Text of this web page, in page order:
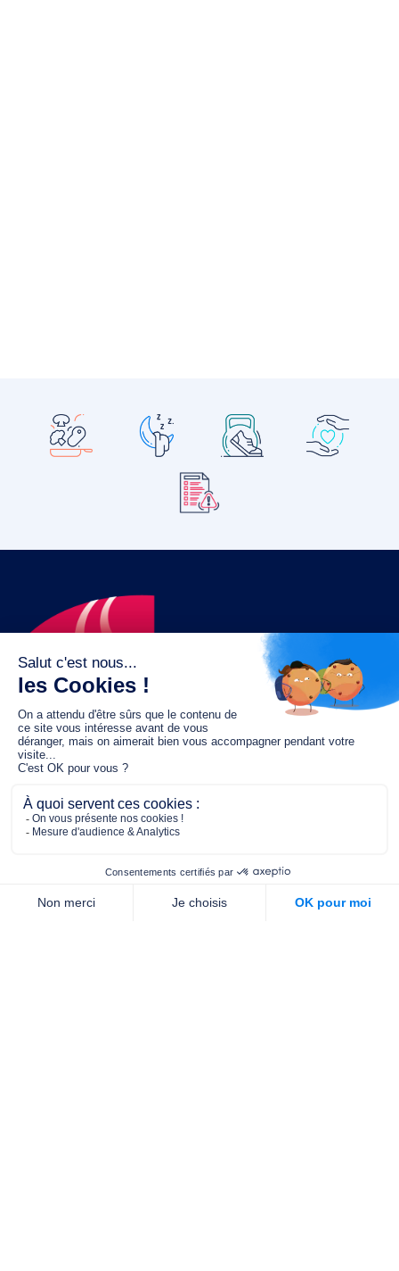
Le fonds de dotation MGC s’engage à
jouer un rôle dans la prévention santé
pour tous.
2/4 place de l’Abbé G. Hénocque
75637 PARIS CEDEX 13
01 40 78 06 56
Nous contacter
Qui sommes-nous ?